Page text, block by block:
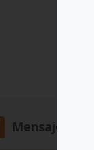
Mensajero